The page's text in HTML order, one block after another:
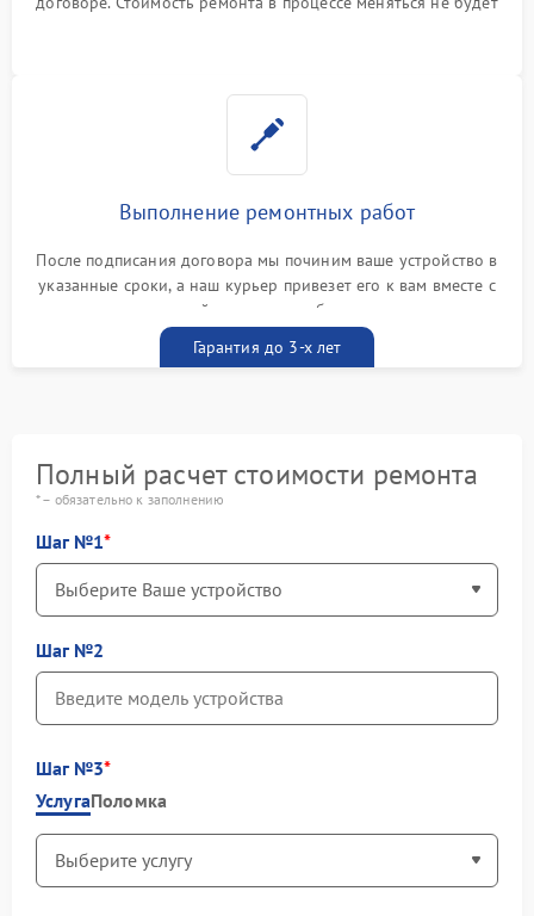
Выполнение ремонтных работ
После подписания договора мы починим ваше устройство в
указанные сроки, а наш курьер привезет его к вам вместе с
гарантийным талоном бесплатно
Гарантия до 3-х лет
Полный расчет стоимости ремонта
* – обязательно к заполнению
Шаг №1
Шаг №2
Шаг №3
УслугаПоломка